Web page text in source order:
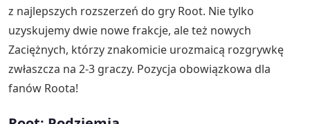
z najlepszych rozszerzeń do gry Root. Nie tylko
uzyskujemy dwie nowe frakcje, ale też nowych
Zaciężnych, którzy znakomicie urozmaicą rozgrywkę
zwłaszcza na 2-3 graczy. Pozycja obowiązkowa dla
fanów Roota!